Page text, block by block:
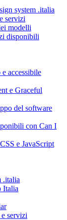
system .italia
servizi
modelli
disponibili
accessibile
e Graceful
del software
con Can I
e JavaScript
.italia
Italia
servizi